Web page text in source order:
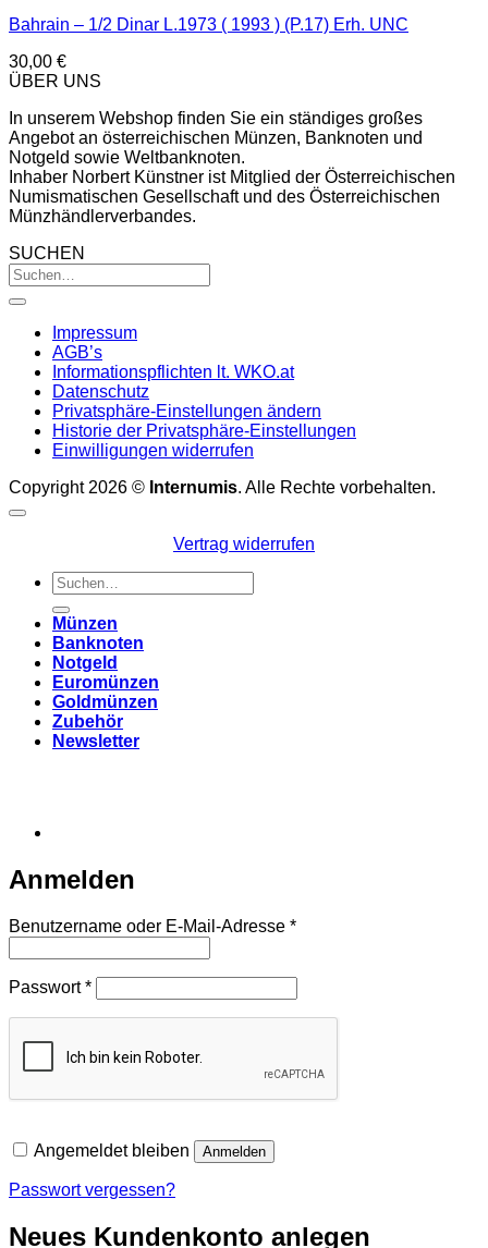
Bahrain – 1/2 Dinar L.1973 ( 1993 ) (P.17) Erh. UNC
30,00 €
ÜBER UNS
In unserem Webshop finden Sie ein ständiges großes
Angebot an österreichischen Münzen, Banknoten und
Notgeld sowie Weltbanknoten.
Inhaber Norbert Künstner ist Mitglied der Österreichischen
Numismatischen Gesellschaft und des Österreichischen
Münzhändlerverbandes.
SUCHEN
Impressum
AGB’s
Informationspflichten lt. WKO.at
Datenschutz
Privatsphäre-Einstellungen ändern
Historie der Privatsphäre-Einstellungen
Einwilligungen widerrufen
Copyright 2026 © Internumis. Alle Rechte vorbehalten.
Vertrag widerrufen
Suchen
nach:
Münzen
Banknoten
Notgeld
Euromünzen
Goldmünzen
Zubehör
Newsletter
Anmelden
Benutzername oder E-Mail-Adresse *Erforderlich
Passwort*Erforderlich
Angemeldet bleiben Anmelden
Passwort vergessen?
Neues Kundenkonto anlegen